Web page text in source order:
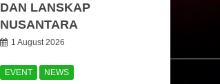
DAN LANSKAP
NUSANTARA
1 August 2026
EVENT NEWS